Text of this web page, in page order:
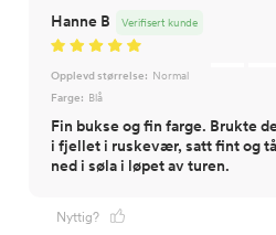
Hanne B Verifisert kunde
Opplevd størrelse: Normal
Farge: Blå
Fin bukse og fin farge. Brukte
i fjellet i ruskevær, satt fint og
Nyttig?